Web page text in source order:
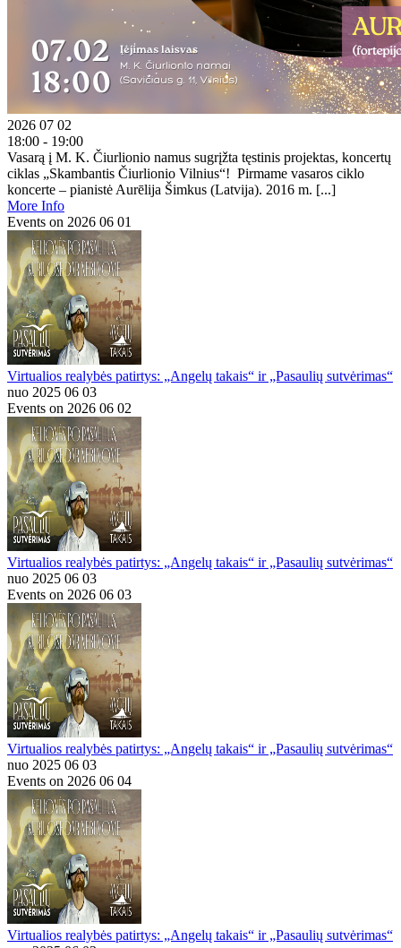
2026 07 02
18:00 - 19:00
Vasarą į M. K. Čiurlionio namus sugrįžta tęstinis projektas, koncertų
ciklas „Skambantis Čiurlionio Vilnius“! Pirmame vasaros ciklo
koncerte – pianistė Aurēlija Šimkus (Latvija). 2016 m. [...]
More Info
Events on 2026 06 01
Virtualios realybės patirtys: „Angelų takais“ ir „Pasaulių sutvėrimas“
nuo 2025 06 03
Events on 2026 06 02
Virtualios realybės patirtys: „Angelų takais“ ir „Pasaulių sutvėrimas“
nuo 2025 06 03
Events on 2026 06 03
Virtualios realybės patirtys: „Angelų takais“ ir „Pasaulių sutvėrimas“
nuo 2025 06 03
Events on 2026 06 04
Virtualios realybės patirtys: „Angelų takais“ ir „Pasaulių sutvėrimas“